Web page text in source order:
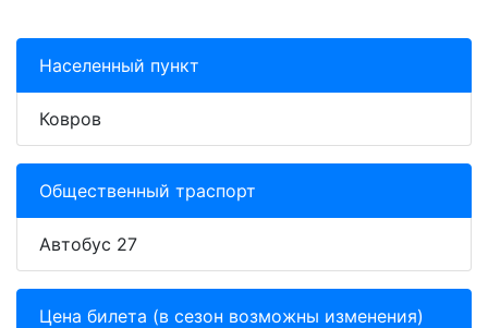
Населенный пункт
Ковров
Общественный траспорт
Автобус 27
Цена билета (в сезон возможны изменения)